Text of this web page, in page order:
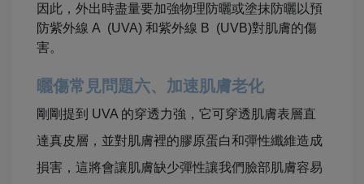
因此，外出時盡量要加強物理防曬或塗抹防曬以預
防紫外線 A (UVA) 和紫外線 B (UVB)對肌膚的傷
害。
曬傷常見問題六、加速肌膚老化
剛剛提到 UVA 的穿透力強，它可穿透肌膚表層直
達真皮層，並對肌膚裡的膠原蛋白和彈性纖維造成
損害，這將會讓肌膚缺少彈性讓我們臉部肌膚容易